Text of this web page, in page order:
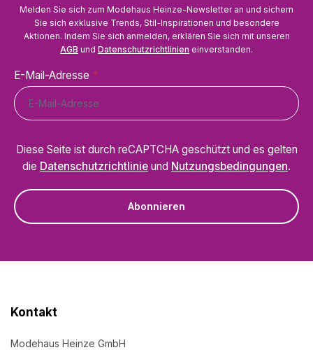
Melden Sie sich zum Modehaus Heinze-Newsletter an und sichern
Sie sich exklusive Trends, Stil-Inspirationen und besondere
Aktionen. Indem Sie sich anmelden, erklären Sie sich mit unseren
AGB und Datenschutzrichtlinien einverstanden.
E-Mail-Adresse *
Diese Seite ist durch reCAPTCHA geschützt und es gelten
die Datenschutzrichtlinie und Nutzungsbedingungen.
Abonnieren
Kontakt
Modehaus Heinze GmbH